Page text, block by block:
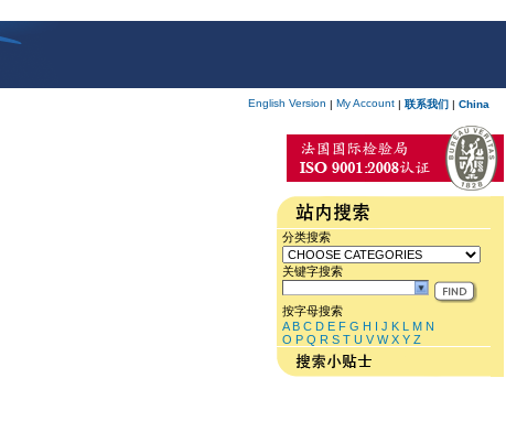
English Version | My Account | 联系我们 | China
分类搜索
关键字搜索
按字母搜索
A B C D E F G H I J K L M N
O P Q R S T U V W X Y Z